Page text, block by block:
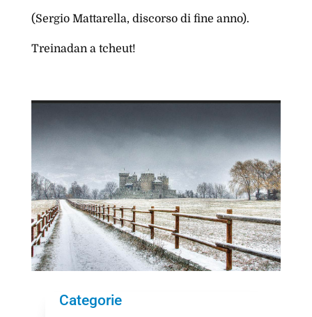
(Sergio Mattarella, discorso di fine anno).
Treinadan a tcheut!
Categorie